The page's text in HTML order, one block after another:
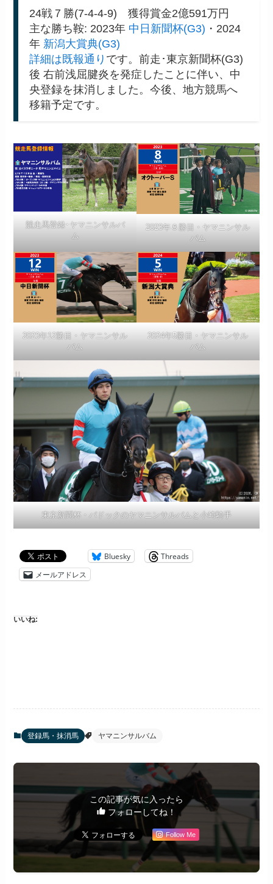
24戦７勝(7-4-4-9) 獲得賞金2億591万円
主な勝ち鞍: 2023年 中日新聞杯(G3) ・2024
年 新潟大賞典(G3)
詳細は既報通り です。前走･東京新聞杯(G3)
後 右前浅屈腱炎を発症したことに伴い、中
央登録を抹消しました。今後、地方競馬へ
移籍予定です。
競走馬登録･ヤマニンサルバ
ム
2023年８勝目・ヤマニンサル
バム
2023年12勝目・ヤマニンサル
バム
2024年5勝目・ヤマニンサル
バム
東京新聞杯・パドックのヤマニンサルバムと小崎騎手
Bluesky
Threads
メールアドレス
いいね:
登録馬・抹消馬 ヤマニンサルバム
この記事が気に入ったら
フォローしてね！
Follow Me